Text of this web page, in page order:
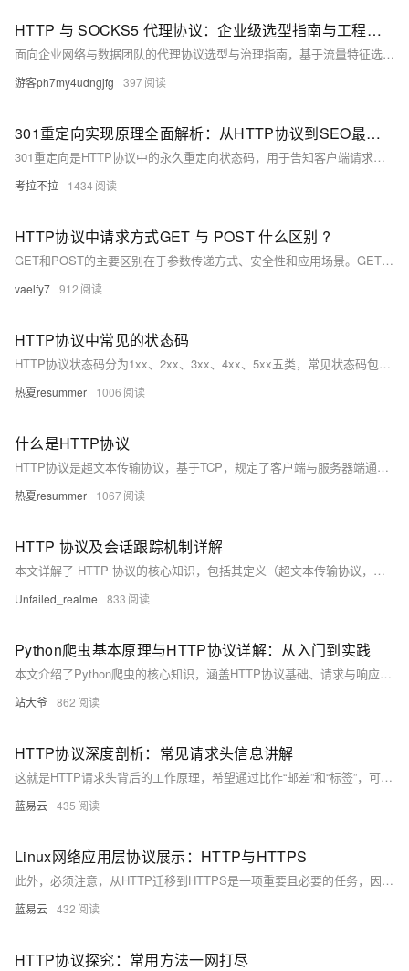
HTTP 与 SOCKS5 代理协议：企业级选型指南与工程化实践
面向企业网络与数据团队的代理协议选型与治理指南，基于流量特征选择HTTP或SOCKS5协议，通过多协议网关统一出站，结合托管网络降低复杂度，实现稳定吞吐、可预测时延与合规落地。
游客ph7my4udngjfg 397
301重定向实现原理全面解析：从HTTP协议到SEO最佳实践
301重定向是HTTP协议中的永久重定向状态码，用于告知客户端请求的资源已永久移至新URL。它在SEO中具有重要作用，能传递页面权重、更新索引并提升用户体验。本文详解其工作原理、服务器配置方法（如Apache、Nginx）、对搜索引擎的影响及最佳实践，帮助实现网站平稳迁移与优化。
考拉不拉 1434
HTTP协议中请求方式GET 与 POST 什么区别 ?
GET和POST的主要区别在于参数传递方式、安全性和应用场景。GET通过URL传递参数，长度受限且安全性较低，适合获取数据；而POST通过请求体传递参数，安全性更高，适合提交数据。
vaelfy7 912
HTTP协议中常见的状态码
HTTP协议状态码分为1xx、2xx、3xx、4xx、5xx五类，常见状态码包括：101（请求已接受）、200（请求成功）、302（重定向）、400（请求错误）、401（未认证）、403（无权限）、404（资源不存在），以及500（服务器错误）、502（网关错误）、503（服务不可用）、504（网关超时）等。
热夏resummer 1006
什么是HTTP协议
HTTP协议是超文本传输协议，基于TCP，规定了客户端与服务器端通信规则，但数据以明文传输，安全性低。HTTPS则通过SSL加密保障数据安全。两者默认端口不同，HTTP为80，HTTPS为443。HTTPS安全性更高，但消耗更多服务器资源。
热夏resummer 1067
HTTP 协议及会话跟踪机制详解
本文详解了 HTTP 协议的核心知识，包括其定义（超文本传输协议，基于 TCP，规定客户端与服务器通信规则）及与 HTTPS 的区别（安全性、端口、资源消耗）。 介绍了 GET 与 POST 请求的差异（参数限制、安全性、应用场景），以及 Restful 风格（通过 URL 定位资源，请求方式决定操作）。列举了常见 HTTP 状态码（如 200 成功、404 资源未找到），对比了转发与重定向的区别（服务器端一次请求 vs 客户端两次请求）。 还阐述了会话跟踪机制：Cookie 基于客户端存储，通过Set-Cookie和Cookie头实现，安全性较低；Session 基于服务端存储，依赖 C
Unfailed_realme 833
Python爬虫基本原理与HTTP协议详解：从入门到实践
本文介绍了Python爬虫的核心知识，涵盖HTTP协议基础、请求与响应流程、常用库（如requests、BeautifulSoup）、反爬应对策略及实战案例（如爬取豆瓣电影Top250），帮助读者系统掌握数据采集技能。
站大爷 862
HTTP协议深度剖析：常见请求头信息讲解
这就是HTTP请求头背后的工作原理，希望通过比作“邮差”和“标签”，可以让你对这个繁琐技术更有感触，更得心应手。尽管这些信息可能很琐碎，但了解了它们的含义和工作方式，就等于揭开了HTTP协议神秘的面纱，掌控了网络交流的核心。你还等什么，赶快动手尝试一下吧！
蓝易云 435
Linux网络应用层协议展示：HTTP与HTTPS
此外，必须注意，从HTTP迁移到HTTPS是一项重要且必要的任务，因为这不仅关乎用户信息的安全，也有利于你的网站评级和粉丝的信心。在网络世界中，信息的安全就是一切，选择HTTPS，让您的网站更加安全，使您的用户满意，也使您感到满意。
蓝易云 432
HTTP协议探究：常用方法一网打尽